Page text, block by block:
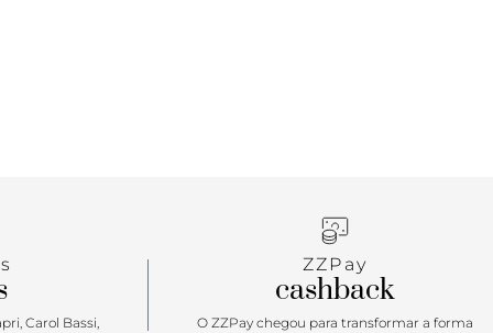
Carol Bassi,
ZZPay
cashback
O ZZPay chegou para transformar a forma